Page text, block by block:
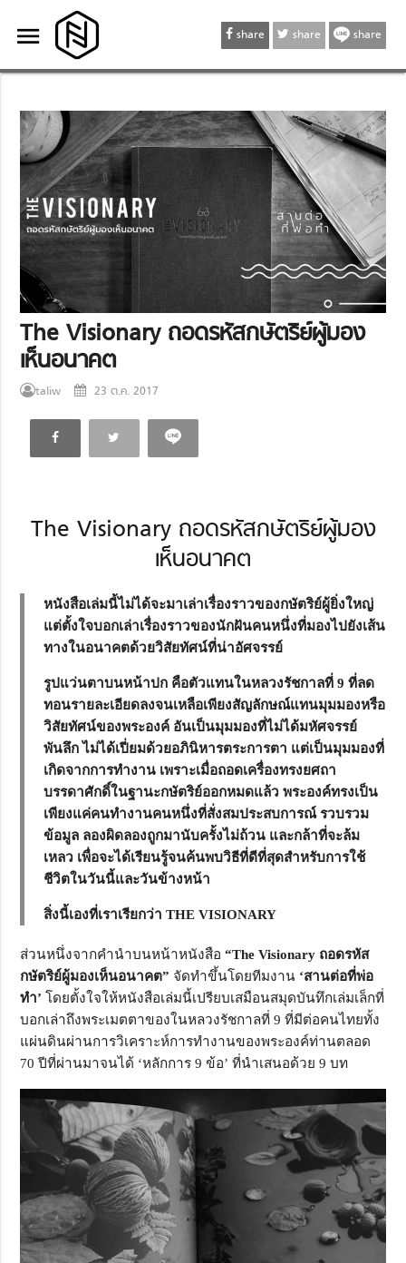
menu
menu share share share
The Visionary ถอดรหัสกษัตริย์ผู้มอง
เห็นอนาคต
taliw 23 ต.ค. 2017
The Visionary ถอดรหัสกษัตริย์ผู้มอง
เห็นอนาคต
หนังสือเล่มนี้ไม่ได้จะมาเล่าเรื่องราวของกษัตริย์ผู้ยิ่งใหญ่
แต่ตั้งใจบอกเล่าเรื่องราวของนักฝันคนหนึ่งที่มองไปยังเส้น
ทางในอนาคตด้วยวิสัยทัศน์ที่น่าอัศจรรย์
รูปแว่นตาบนหน้าปก คือตัวแทนในหลวงรัชกาลที่ 9 ที่ลด
ทอนรายละเอียดลงจนเหลือเพียงสัญลักษณ์แทนมุมมองหรือ
วิสัยทัศน์ของพระองค์ อันเป็นมุมมองที่ไม่ได้มหัศจรรย์
พันลึก ไม่ได้เปี่ยมด้วยอภินิหารตระการตา แต่เป็นมุมมองที่
เกิดจากการทำงาน เพราะเมื่อถอดเครื่องทรงยศถา
บรรดาศักดิ์ในฐานะกษัตริย์ออกหมดแล้ว พระองค์ทรงเป็น
เพียงแค่คนทำงานคนหนึ่งที่สั่งสมประสบการณ์ รวบรวม
ข้อมูล ลองผิดลองถูกมานับครั้งไม่ถ้วน และกล้าที่จะล้ม
เหลว เพื่อจะได้เรียนรู้จนค้นพบวิธีที่ดีที่สุดสำหรับการใช้
ชีวิตในวันนี้และวันข้างหน้า
สิ่งนี้เองที่เราเรียกว่า THE VISIONARY
ส่วนหนึ่งจากคำนำบนหน้าหนังสือ“The Visionary ถอดรหัส
กษัตริย์ผู้มองเห็นอนาคต” จัดทำขึ้นโดยทีมงาน ‘สานต่อที่พ่อ
ทำ’ โดยตั้งใจให้หนังสือเล่มนี้เปรียบเสมือนสมุดบันทึกเล่มเล็กที่
บอกเล่าถึงพระเมตตาของในหลวงรัชกาลที่ 9 ที่มีต่อคนไทยทั้ง
แผ่นดินผ่านการวิเคราะห์การทำงานของพระองค์ท่านตลอด
70 ปีที่ผ่านมาจนได้ ‘หลักการ 9 ข้อ’ ที่นำเสนอด้วย 9 บท